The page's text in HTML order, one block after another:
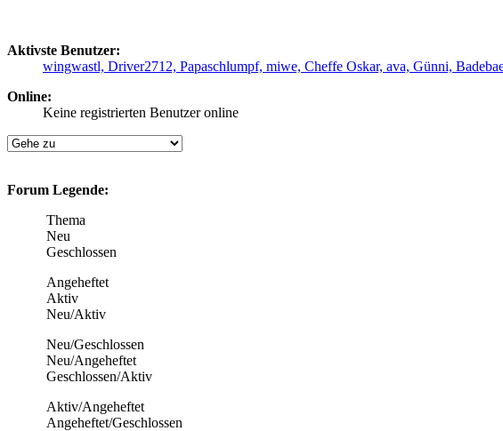
Aktivste Benutzer:
wingwastl, Driver2712, Papaschlumpf, miwe, Cheffe Oskar, ava, Günni,
Online:
Keine registrierten Benutzer online
Forum Legende:
Thema
Neu
Geschlossen
Angeheftet
Aktiv
Neu/Aktiv
Neu/Geschlossen
Neu/Angeheftet
Geschlossen/Aktiv
Aktiv/Angeheftet
Angeheftet/Geschlossen